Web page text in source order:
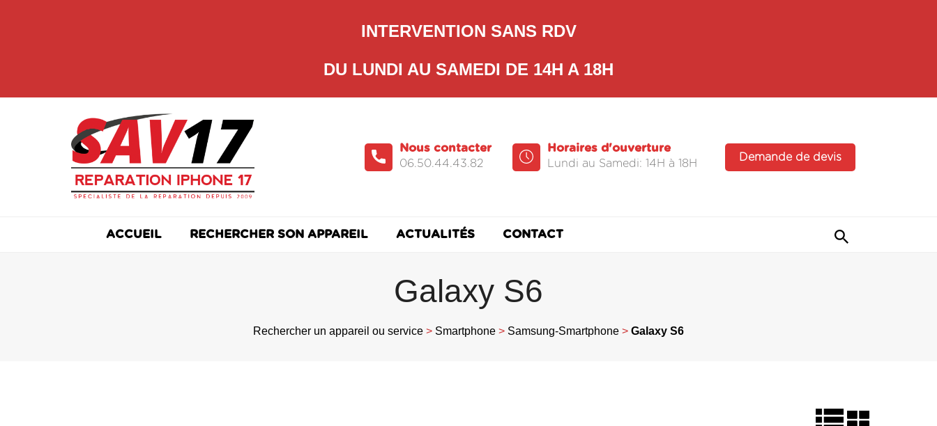
INTERVENTION SANS RDV
DU LUNDI AU SAMEDI DE 14H A 18H
Demande de devis
Horaires d'ouverture
Lundi au Samedi: 14H à 18H
Nous contacter
06.50.44.43.82
ACCUEIL RECHERCHER SON APPAREIL ACTUALITÉS CONTACT
Galaxy S6
Rechercher un appareil ou service > Smartphone > Samsung-Smartphone > Galaxy S6